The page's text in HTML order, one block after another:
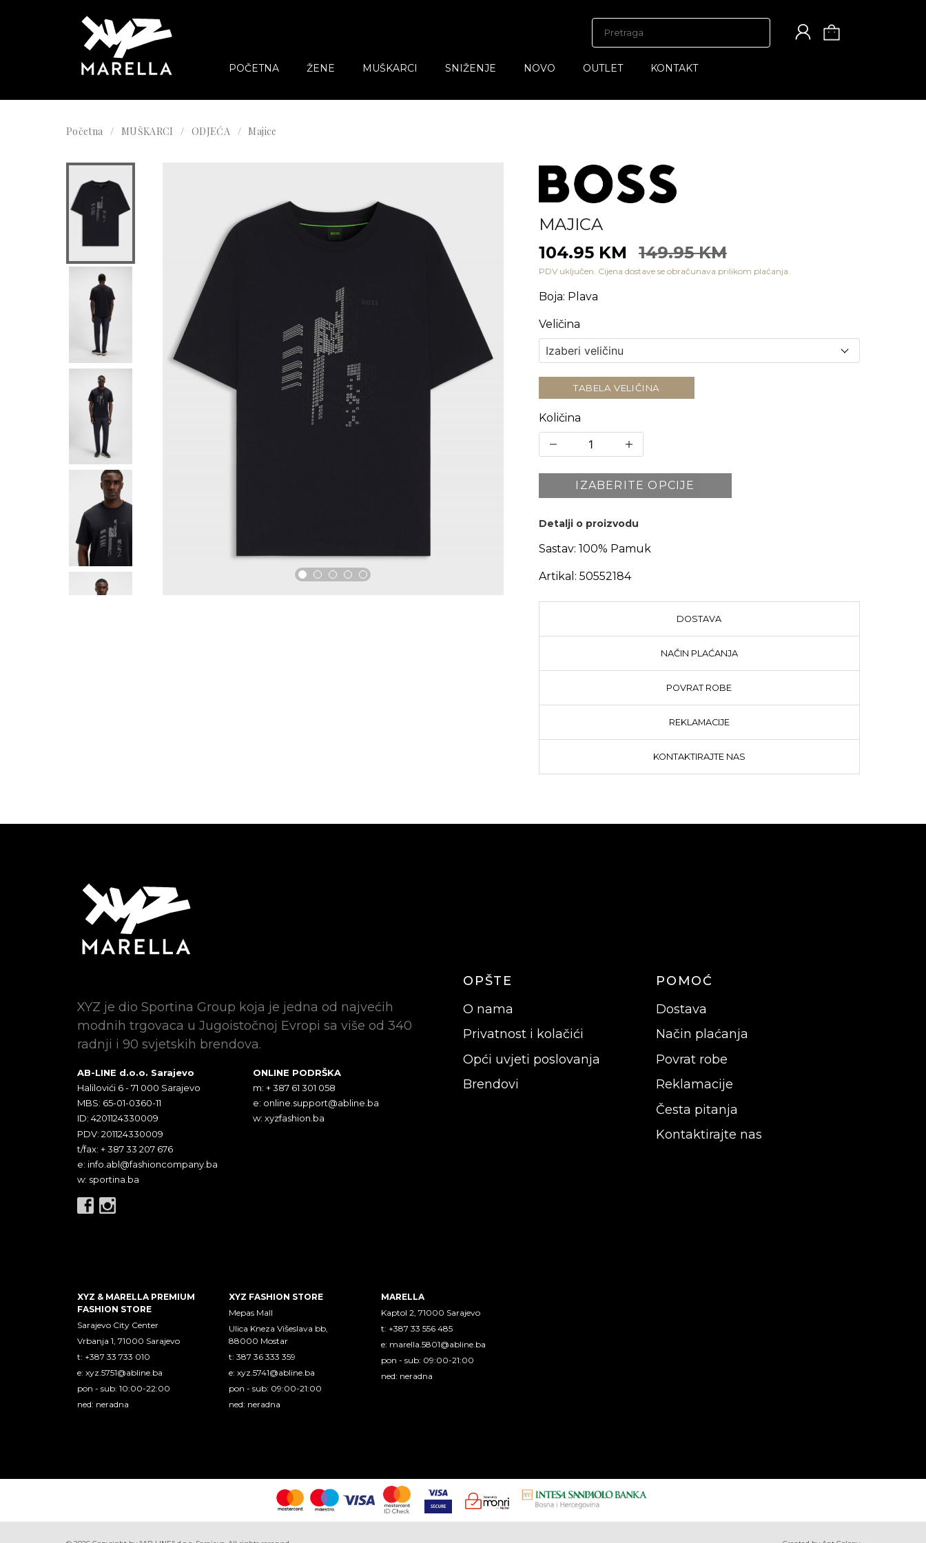
POČETNA ŽENE MUŠKARCI SNIŽENJE NOVO OUTLET KONTAKT
Početna MUŠKARCI ODJEĆA Majice
MAJICA
104.95 KM
149.95 KM
PDV uključen. Cijena dostave se obračunava prilikom plaćanja.
Boja: Plava
Veličina
TABELA VELIČINA
Količina
IZABERITE OPCIJE
Detalji o proizvodu
Sastav: 100% Pamuk
Artikal: 50552184
DOSTAVA
NAČIN PLAĆANJA
POVRAT ROBE
REKLAMACIJE
KONTAKTIRAJTE NAS
XYZ je dio Sportina Group koja je jedna od najvećih
modnih trgovaca u Jugoistočnoj Evropi sa više od 340
radnji i 90 svjetskih brendova.
AB-LINE d.o.o. Sarajevo
Halilovići 6 - 71 000 Sarajevo
MBS: 65-01-0360-11
ID: 4201124330009
PDV: 201124330009
t/fax: + 387 33 207 676
e: info.abl@fashioncompany.ba
w: sportina.ba
ONLINE PODRŠKA
m: + 387 61 301 058
e: online.support@abline.ba
w: xyzfashion.ba
OPŠTE
O nama
Privatnost i kolačići
Opći uvjeti poslovanja
Brendovi
POMOĆ
Dostava
Način plaćanja
Povrat robe
Reklamacije
Česta pitanja
Kontaktirajte nas
XYZ & MARELLA PREMIUM
FASHION STORE
Sarajevo City Center
Vrbanja 1, 71000 Sarajevo
t: +387 33 733 010
e: xyz.5751@abline.ba
pon - sub: 10:00-22:00
ned: neradna
XYZ FASHION STORE
Mepas Mall
Ulica Kneza Višeslava bb,
88000 Mostar
t: 387 36 333 359
e:xyz.5741@abline.ba
pon - sub: 09:00-21:00
ned: neradna
MARELLA
Kaptol 2, 71000 Sarajevo
t: +387 33 556 485
e: marella.5801@abline.ba
pon - sub: 09:00-21:00
ned: neradna